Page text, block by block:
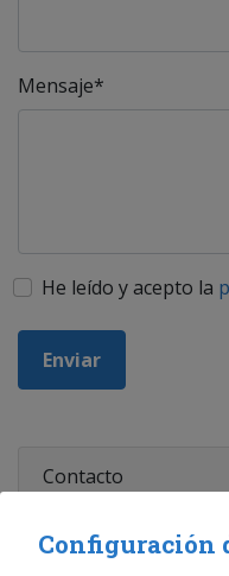
Mensaje*
He leído y acepto la
Contacto
De lunes a viernes
Configuración